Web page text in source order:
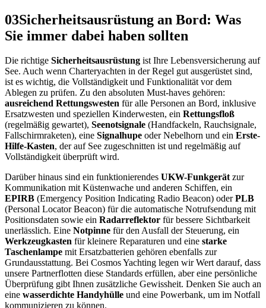
03Sicherheitsausrüstung an Bord: Was
Sie immer dabei haben sollten
Die richtige Sicherheitsausrüstung ist Ihre Lebensversicherung auf
See. Auch wenn Charteryachten in der Regel gut ausgerüstet sind,
ist es wichtig, die Vollständigkeit und Funktionalität vor dem
Ablegen zu prüfen. Zu den absoluten Must-haves gehören:
ausreichend Rettungswesten für alle Personen an Bord, inklusive
Ersatzwesten und speziellen Kinderwesten, ein Rettungsfloß
(regelmäßig gewartet), Seenotsignale (Handfackeln, Rauchsignale,
Fallschirmraketen), eine Signalhupe oder Nebelhorn und ein Erste-
Hilfe-Kasten, der auf See zugeschnitten ist und regelmäßig auf
Vollständigkeit überprüft wird.
Darüber hinaus sind ein funktionierendes UKW-Funkgerätzur
Kommunikation mit Küstenwache und anderen Schiffen, ein
EPIRB (Emergency Position Indicating Radio Beacon) oderPLB
(Personal Locator Beacon) für die automatische Notrufsendung mit
Positionsdaten sowie ein Radarreflektor für bessere Sichtbarkeit
unerlässlich. Eine Notpinne für den Ausfall der Steuerung, ein
Werkzeugkasten für kleinere Reparaturen und eine starke
Taschenlampe mit Ersatzbatterien gehören ebenfalls zur
Grundausstattung. Bei Cosmos Yachting legen wir Wert darauf, dass
unsere Partnerflotten diese Standards erfüllen, aber eine persönliche
Überprüfung gibt Ihnen zusätzliche Gewissheit. Denken Sie auch an
eine wasserdichte Handyhülle und eine Powerbank, um im Notfall
kommunizieren zu können.